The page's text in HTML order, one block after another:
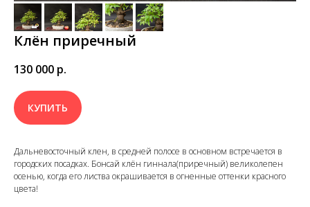
Клён приречный
130 000 р.
КУПИТЬ
Дальневосточный клен, в средней полосе в основном встречается в
городских посадках. Бонсай клён гиннала(приречный) великолепен
осенью, когда его листва окрашивается в огненные оттенки красного
цвета!